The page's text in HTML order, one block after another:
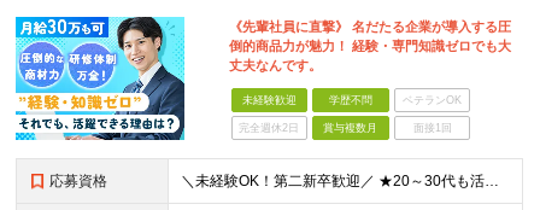
《先輩社員に直撃》 名だたる企業が導入する圧
倒的商品力が魅力！ 経験・専門知識ゼロでも大
丈夫なんです。
未経験歓迎 学歴不問 ベテランOK
完全週休2日 賞与複数月 面接1回
応募資格 ＼未経験OK！第二新卒歓迎／ ★20～30代も活躍中です！ ◆学歴不問 ◆普通自動車の運転免許をお持ちの方（AT可） ＼未経験スタートでも安心！／ 業界トップクラスの実績と信頼を誇ることから お客